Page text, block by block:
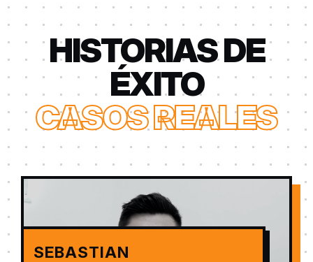
HISTORIAS DE
ÉXITO
CASOS REALES
SEBASTIAN